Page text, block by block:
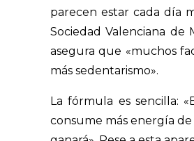
parecen estar cada día
Sociedad Valenciana de
asegura que «muchos
más sedentarismo».
La fórmula es sencilla:
consume más energía